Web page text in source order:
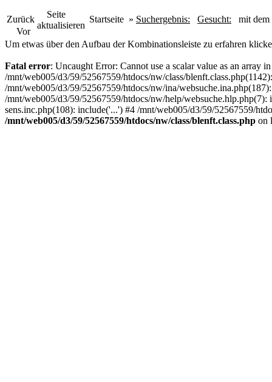
Zurück
Vor
Seite
aktualisieren
Startseite » Suchergebnis: Gesucht: mit
Um etwas über den Aufbau der Kombinationsleiste zu erfahren
Fatal error: Uncaught Error: Cannot use a scalar value as an array
/mnt/web005/d3/59/52567559/htdocs/nw/class/
/mnt/web005/d3/59/52567559/htdocs/nw/ina/
/mnt/web005/d3/59/52567559/htdocs/nw/help/
sens.inc.php(108): include('...') #4 /mnt/web005/d3/59/52567559/
/mnt/web005/d3/59/52567559/htdocs/nw/class/blenft.class.php on